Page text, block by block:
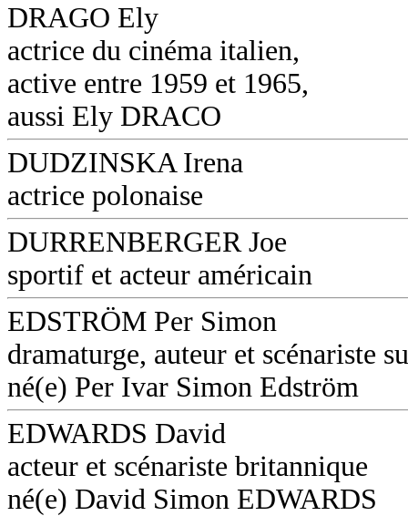
DRAGO Ely
actrice du cinéma italien,
active entre 1959 et 1965,
aussi Ely DRACO
DUDZINSKA Irena
actrice polonaise
DURRENBERGER Joe
sportif et acteur américain
EDSTRÖM Per Simon
dramaturge, auteur et scénariste
né(e) Per Ivar Simon Edström
EDWARDS David
acteur et scénariste britannique
né(e) David Simon EDWARDS